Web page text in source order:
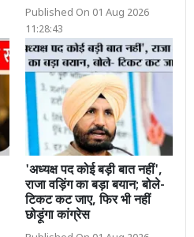
Published On 01 Aug 2026
11:28:43
'अध्यक्ष पद कोई बड़ी बात नहीं',
राजा वड़िंग का बड़ा बयान; बोले-
टिकट कट जाए, फिर भी नहीं
छोड़ूंगा कांग्रेस